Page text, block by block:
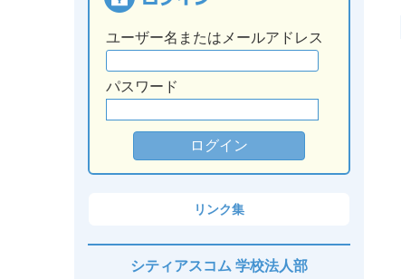
ユーザー名またはメールアドレス
パスワード
リンク集
シティアスコム 学校法人部